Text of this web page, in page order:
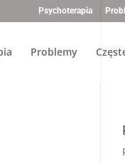
Psychoterapia
Problemy